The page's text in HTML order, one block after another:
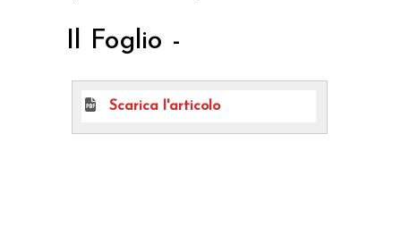
Il Foglio -
Scarica l'articolo